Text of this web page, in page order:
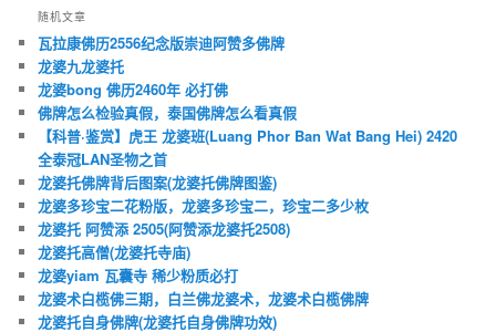
随机文章
瓦拉康佛历2556纪念版崇迪阿赞多佛牌
龙婆九龙婆托
龙婆bong 佛历2460年 必打佛
佛牌怎么检验真假，泰国佛牌怎么看真假
【科普·鉴赏】虎王 龙婆班(Luang Phor Ban Wat Bang Hei) 2420
全泰冠LAN圣物之首
龙婆托佛牌背后图案(龙婆托佛牌图鉴)
龙婆多珍宝二花粉版，龙婆多珍宝二，珍宝二多少枚
龙婆托 阿赞添 2505(阿赞添龙婆托2508)
龙婆托高僧(龙婆托寺庙)
龙婆yiam 瓦囊寺 稀少粉质必打
龙婆术白榄佛三期，白兰佛龙婆术，龙婆术白榄佛牌
龙婆托自身佛牌(龙婆托自身佛牌功效)